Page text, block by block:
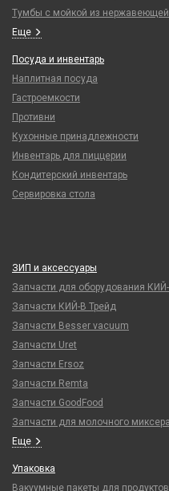
Тумбы с мойкой из нержавеющей
Еще
Посуда и инвентарь
Наплитная посуда
Гастроемкости
Противни
Кухонные принадлежности
Инвентарь для пиццерии
Кондитерский инвентарь
Сервировка стола
ЗИП и аксессуары
Запчасти для оборудования
Запчасти КИЙ-В Трейд
Запчасти Besser vacuum
Запчасти Uret
Запчасти Ersoz
Запчасти Remta
Запчасти GoodFood
Запчасти для молочного миксера
Еще
Упаковка
Вакуумные пакеты для продуктов